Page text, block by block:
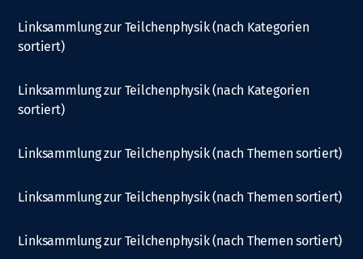
Linksammlung zur Teilchenphysik (nach Kategorien
sortiert)
Linksammlung zur Teilchenphysik (nach Kategorien
sortiert)
Linksammlung zur Teilchenphysik (nach Themen sortiert)
Linksammlung zur Teilchenphysik (nach Themen sortiert)
Linksammlung zur Teilchenphysik (nach Themen sortiert)